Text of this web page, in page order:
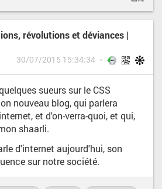
révolutions et déviances |
30/07/2015 15:34:34
sueurs sur le CSS
nouveau blog, qui parlera
et d'on-verra-quoi, et qui,
shaarli.
d'internet aujourd'hui, son
sur notre société.